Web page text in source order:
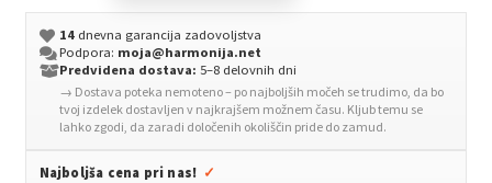
umetno
usnje
količina
14dnevna garancija zadovoljstva
Podpora: moja@harmonija.net
Predvidena dostava: 5–8 delovnih dni
→ Dostava poteka nemoteno – po najboljših močeh se trudimo, da bo
tvoj izdelek dostavljen v najkrajšem možnem času. Kljub temu se
lahko zgodi, da zaradi določenih okoliščin pride do zamud.
Najboljša cena pri nas! ✓